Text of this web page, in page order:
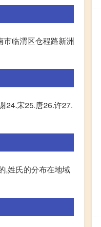
市临渭区仓程路新洲
24.宋25.唐26.许27.
,姓氏的分布在地域